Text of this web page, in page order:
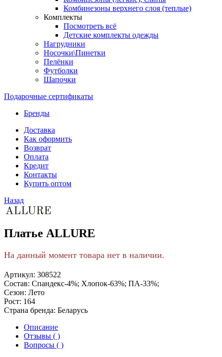
Комбинезоны верхнего слоя (теплые)
Комплекты
Посмотреть всё
Детские комплекты одежды
Нагрудники
Носочки\Пинетки
Пелёнки
Футболки
Шапочки
Подарочные сертификаты
Бренды
Доставка
Как оформить
Возврат
Оплата
Кредит
Контакты
Купить оптом
Назад
Платье ALLURE
На данный момент товара нет в наличии.
Артикул: 308522
Состав: Спандекс-4%; Хлопок-63%; ПА-33%;
Сезон: Лето
Рост: 164
Страна бренда: Беларусь
Описание
Отзывы ( )
Вопросы ( )